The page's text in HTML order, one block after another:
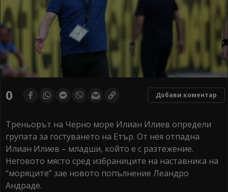
0 Добави коментар
Треньорът на Черно море Илиан Илиев определи
групата за гостуването на Етър. От нея отпадна
Илиан Илиев – младши, който е с разтежение.
Неговото място сред избраниците на наставника на
“моряците” зае новото попълнение Леандро
Андраде.